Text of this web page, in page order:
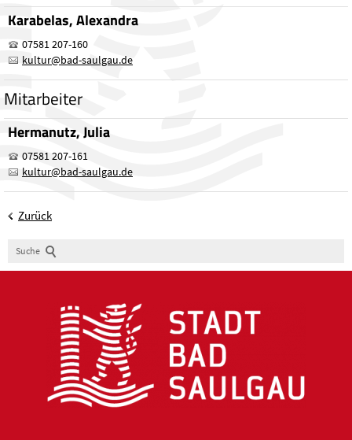
Karabelas, Alexandra
07581 207-160
kultur@bad-saulgau.de
Mitarbeiter
Hermanutz, Julia
07581 207-161
kultur@bad-saulgau.de
Zurück
Suche